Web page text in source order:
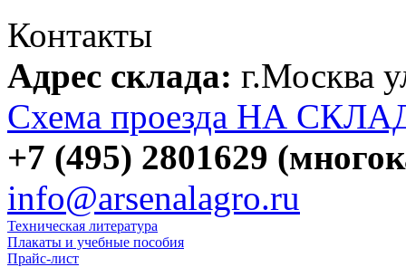
Контакты
Адрес склада: г.Москва
Схема проезда НА
+7 (495) 2801629
info@arsenalagro.ru
Техническая литература
Плакаты и учебные пособия
Прайс-лист